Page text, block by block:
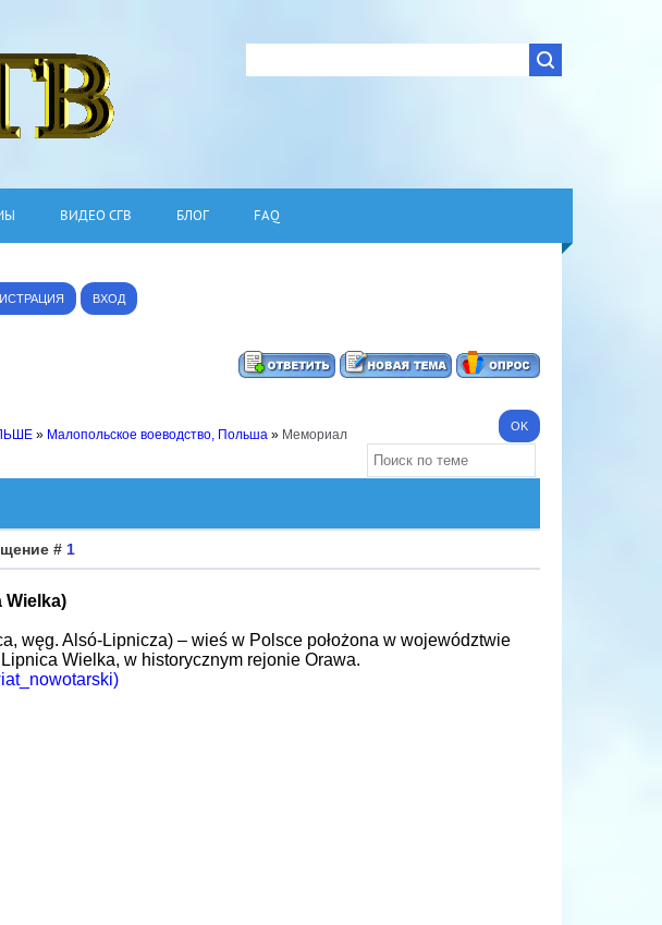
ВИДЕО СГВ БЛОГ FAQ
ВХОД
» Малопольское воеводство, Польша » Мемориал
# 1
węg. Alsó-Lipnicza) – wieś w Polsce położona w województwie
Wielka, w historycznym rejonie Orawa.